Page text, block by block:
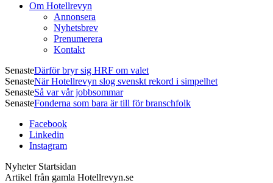
Om Hotellrevyn
Annonsera
Nyhetsbrev
Prenumerera
Kontakt
SenasteDärför bryr sig HRF om valet
SenasteNär Hotellrevyn slog svenskt rekord i simpelhet
SenasteSå var vår jobbsommar
SenasteFonderna som bara är till för branschfolk
Facebook
Linkedin
Instagram
Nyheter Startsidan
Artikel från gamla Hotellrevyn.se